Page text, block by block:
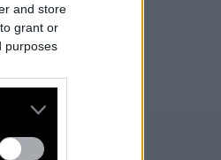
and store
grant or
purposes